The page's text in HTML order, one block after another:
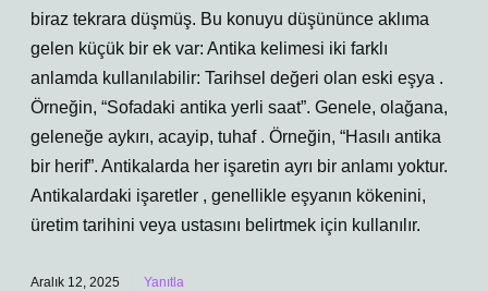
biraz tekrara düşmüş. Bu konuyu düşününce aklıma
gelen küçük bir ek var: Antika kelimesi iki farklı
anlamda kullanılabilir: Tarihsel değeri olan eski eşya .
Örneğin, “Sofadaki antika yerli saat”. Genele, olağana,
geleneğe aykırı, acayip, tuhaf . Örneğin, “Hasılı antika
bir herif”. Antikalarda her işaretin ayrı bir anlamı yoktur.
Antikalardaki işaretler , genellikle eşyanın kökenini,
üretim tarihini veya ustasını belirtmek için kullanılır.
Aralık 12, 2025 Yanıtla